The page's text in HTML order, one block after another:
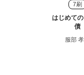
7刷
はじめて
債
服部